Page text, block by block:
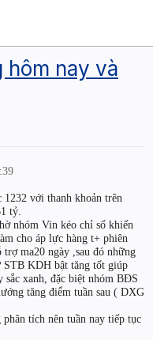
hôm nay và
với thanh khoản trên
tỷ.
nhóm Vin kéo chỉ số khiến
cho áp lực hàng t+ phiên
trợ ma20 ngày ,sau đó những
STB KDH bật tăng tốt giúp
xanh, đặc biệt nhóm BĐS
tăng điểm tuần sau ( DXG
tích nên tuần nay tiếp tục